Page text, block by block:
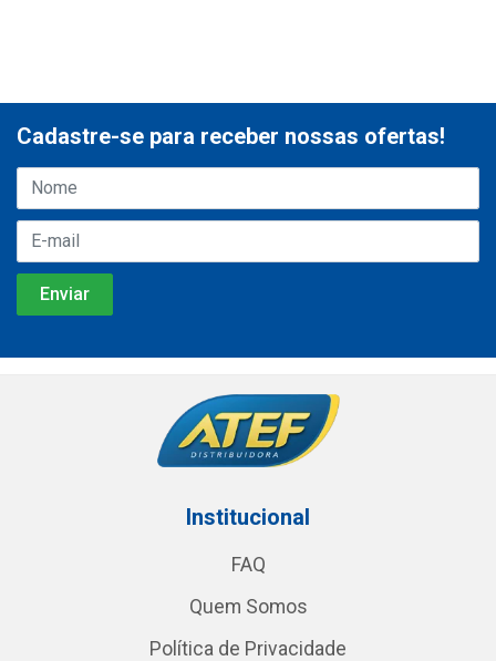
Cadastre-se para receber nossas ofertas!
Institucional
FAQ
Quem Somos
Política de Privacidade